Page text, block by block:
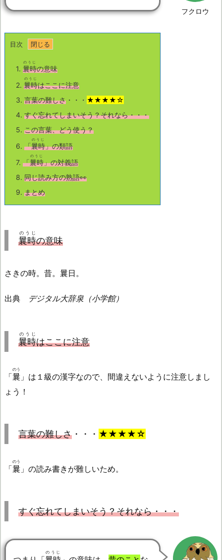
フクロウ
目次
1. 曩時
のうじ
の意味
2. 曩時
のうじ
はここに注意
3. 言葉の難しさ ・・・ ★★★★☆
4. すぐ忘れてしまいそう？それなら・・・
5. この言葉、どう使う？
6. 「曩時
のうじ
」の類語
7. 「曩時
のうじ
」の対義語
8. 同じ読み方の熟語👀
9. まとめ
曩時
のうじ
の意味
さきの時。昔。曩日。
出典 デジタル大辞泉（小学館）
曩時
のうじ
はここに注意
「曩
のう
」は１級の漢字なので、間違えないように注意しまし
ょう！
言葉の難しさ ・・・ ★★★★☆
「曩
のう
」の読み書きが難しいため。
すぐ忘れてしまいそう？それなら・・・
のうじ